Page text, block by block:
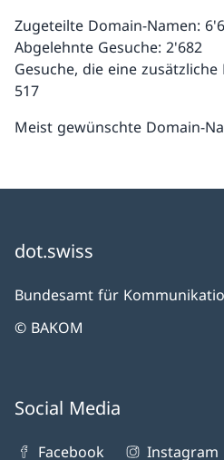
Zugeteilte Domain-Namen:
Abgelehnte Gesuche: 2'682
Gesuche, die eine
517
Meist gewünschte Domain-
dot.swiss
Bundesamt für
© BAKOM
Social Media
Facebook Instagram